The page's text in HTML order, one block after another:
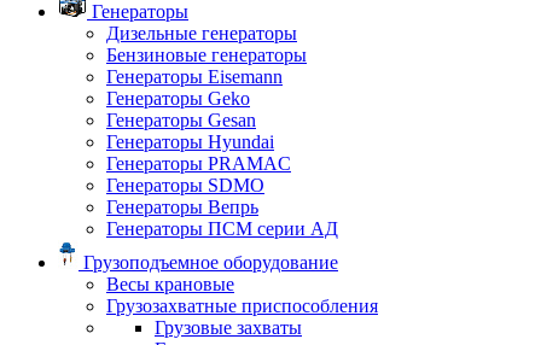
Генераторы
Дизельные генераторы
Бензиновые генераторы
Генераторы Eisemann
Генераторы Geko
Генераторы Gesan
Генераторы Hyundai
Генераторы PRAMAC
Генераторы SDMO
Генераторы Вепрь
Генераторы ПСМ серии АД
Грузоподъемное оборудование
Весы крановые
Грузозахватные приспособления
Грузовые захваты